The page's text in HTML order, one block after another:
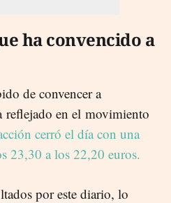
ha convencido a
de convencer a
reflejado en el movimiento
cerró el día con una
23,30 a los 22,20 euros.
por este diario, lo